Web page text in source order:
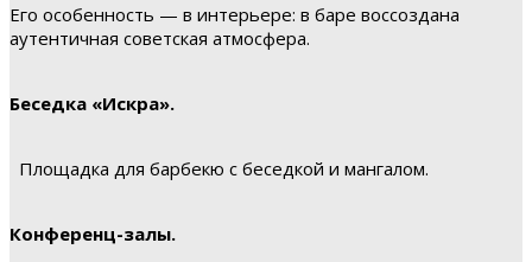
Его особенность — в интерьере: в баре воссоздана
аутентичная советская атмосфера.
Беседка «Искра».
Площадка для барбекю с беседкой и мангалом.
Конференц-залы.